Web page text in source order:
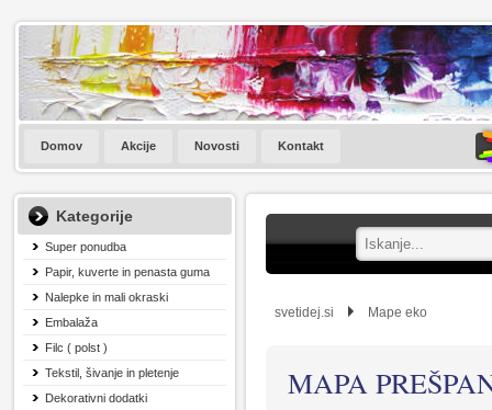
Domov Akcije Novosti Kontakt
Kategorije
Super ponudba
Papir, kuverte in penasta guma
Nalepke in mali okraski
Embalaža
Filc ( polst )
Tekstil, šivanje in pletenje
Dekorativni dodatki
svetidej.si Mape eko
MAPA